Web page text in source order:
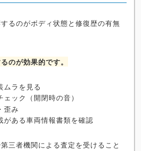
るのがボディ状態と修復歴の有無
のが効果的です。
ムラを見る
ェック（開閉時の音）
歪み
がある車両情報書類を確認
三者機関による査定を受けること